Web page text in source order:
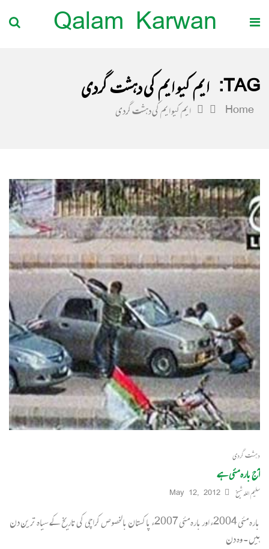
Qalam Karwan
TAG: ایم کیو ایم کی دہشت گردی
Home ایم کیو ایم کی دہشت گردی
دہشت گردی
آج بارہ مئی ہے
سلیم اللہ شیخ May 12, 2012
بارہ مئی 2004ء اور بارہ مئی 2007ء پاکستان بالخصوص کراچی کی تاریخ کے سیاہ ترین دن
ہیں ۔ وہ دن